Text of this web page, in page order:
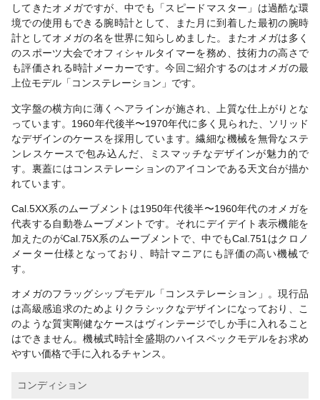
してきたオメガですが、中でも「スピードマスター」は過酷な環
境での使用もできる腕時計として、また月に到着した最初の腕時
計としてオメガの名を世界に知らしめました。またオメガは多く
のスポーツ大会でオフィシャルタイマーを務め、技術力の高さで
も評価される時計メーカーです。今回ご紹介するのはオメガの最
上位モデル「コンステレーション」です。
文字盤の横方向に薄くヘアラインが施され、上質な仕上がりとな
っています。1960年代後半〜1970年代に多く見られた、ソリッド
なデザインのケースを採用しています。繊細な機械を無骨なステ
ンレスケースで包み込んだ、ミスマッチなデザインが魅力的で
す。裏蓋にはコンステレーションのアイコンである天文台が描か
れています。
Cal.5XX系のムーブメントは1950年代後半〜1960年代のオメガを
代表する自動巻ムーブメントです。それにデイデイト表示機能を
加えたのがCal.75X系のムーブメントで、中でもCal.751はクロノ
メーター仕様となっており、時計マニアにも評価の高い機械で
す。
オメガのフラッグシップモデル「コンステレーション」。現行品
は高級感追求のためよりクラシックなデザインになっており、こ
のような質実剛健なケースはヴィンテージでしか手に入れること
はできません。機械式時計全盛期のハイスペックモデルをお求め
やすい価格で手に入れるチャンス。
コンディション